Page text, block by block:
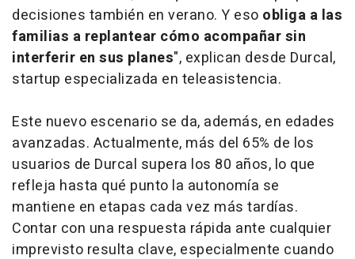
decisiones también en verano. Y eso obliga a las
familias a replantear cómo acompañar sin
interferir en sus planes", explican desde Durcal,
startup especializada en teleasistencia.
Este nuevo escenario se da, además, en edades
avanzadas. Actualmente, más del 65% de los
usuarios de Durcal supera los 80 años, lo que
refleja hasta qué punto la autonomía se
mantiene en etapas cada vez más tardías.
Contar con una respuesta rápida ante cualquier
imprevisto resulta clave, especialmente cuando